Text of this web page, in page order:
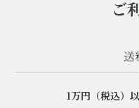
ご
送
1万円（税込）